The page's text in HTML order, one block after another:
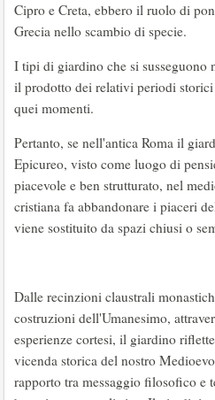
Cipro e Creta, ebbero il ruolo di
Grecia nello scambio di specie.
I tipi di giardino che si susseguono
il prodotto dei relativi periodi
quei momenti.
Pertanto, se nell'antica Roma il
Epicureo, visto come luogo di
piacevole e ben strutturato, nel
cristiana fa abbandonare i piaceri
viene sostituito da spazi chiusi o
Dalle recinzioni claustrali
costruzioni dell'Umanesimo,
esperienze cortesi, il giardino
vicenda storica del nostro
rapporto tra messaggio filosofico e